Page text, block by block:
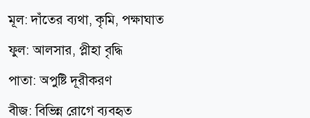
মূল: দাঁতের ব্যথা, কৃমি, পক্ষাঘাত
ফুল: আলসার, প্লীহা বৃদ্ধি
পাতা: অপুষ্টি দূরীকরণ
বীজ: বিভিন্ন রোগে ব্যবহৃত